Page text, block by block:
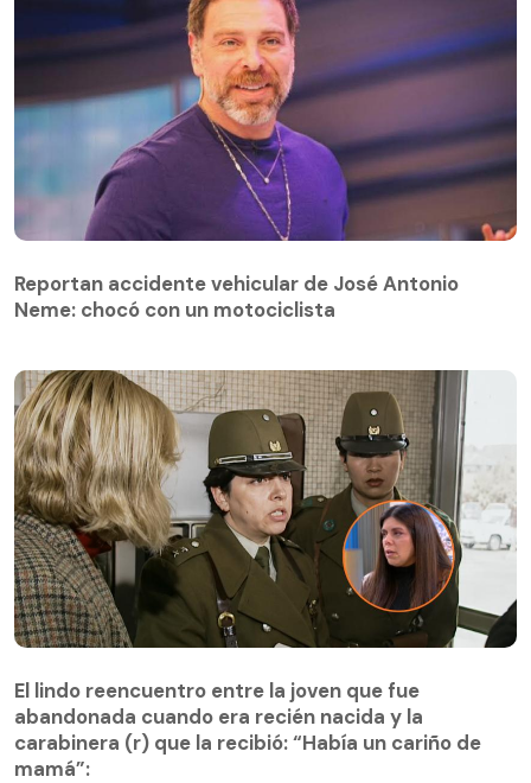
Reportan accidente vehicular de José Antonio
Neme: chocó con un motociclista
abandonada cuando era recién nacida y la
carabinera (r) que la recibió: “Había un cariño de
mamá”:
El lindo reencuentro entre la joven que fue
abandonada cuando era recién nacida y la
carabinera (r) que la recibió: “Había un cariño de
mamá”: